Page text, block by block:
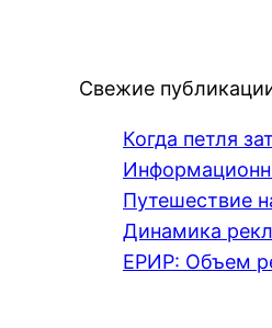
Свежие
Когда петля
Путешествие
Динамика
ЕРИР: Объем